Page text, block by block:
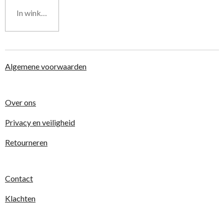
In winkelwagen
Algemene voorwaarden
Over ons
Privacy en veiligheid
Retourneren
Contact
Klachten